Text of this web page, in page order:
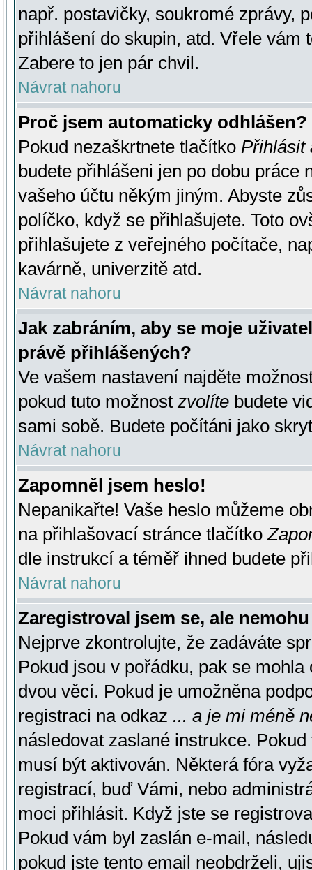
např. postavičky, soukromé zprávy,
přihlášení do skupin, atd. Vřele vám
Zabere to jen pár chvil.
Návrat nahoru
Proč jsem automaticky odhlášen?
Pokud nezaškrtnete tlačítko Přihlásit
budete přihlášeni jen po dobu práce
vašeho účtu někým jiným. Abyste
políčko, když se přihlašujete. Toto
přihlašujete z veřejného počítače,
kavárně, univerzitě atd.
Návrat nahoru
Jak zabráním, aby se moje
právě přihlášených?
Ve vašem nastavení najděte
pokud tuto možnost zvolíte budete
sami sobě. Budete počítáni jako
Návrat nahoru
Zapomněl jsem heslo!
Nepanikařte! Vaše heslo můžeme
na přihlašovací stránce tlačítko
dle instrukcí a téměř ihned budete
Návrat nahoru
Zaregistroval jsem se, ale
Nejprve zkontrolujte, že zadáváte
Pokud jsou v pořádku, pak se
dvou věcí. Pokud je umožněna
registraci na odkaz ... a je mi méně
následovat zaslané instrukce.
musí být aktivován. Některá fóra
registrací, buď Vámi, nebo
moci přihlásit. Když jste se
Pokud vám byl zaslán e-mail,
pokud jste tento email neobdrželi,